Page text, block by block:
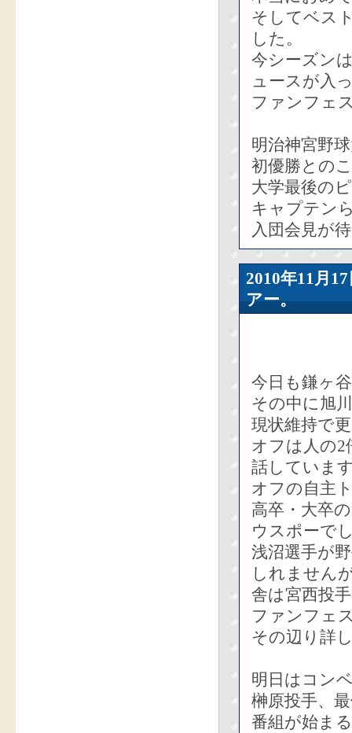
そしてベス
した。
今シーズン
ュースが入
ファンフェ
明治神宮野
初優勝との
大学最後の
キャプテン
入団会見が
2010年11
アー。
今日も鎌ヶ
その中に旭
現状維持で
オフは人の2
話していま
オフの自主
高卒・大卒
ウスポーで
浅沼選手が
しれません
舎は宮西投
ファンフェ
その辺り詳
明日はコン
榊原投手、
番組が始ま